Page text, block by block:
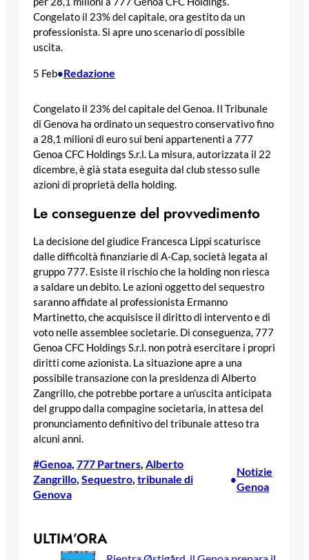
Congelato il 23% del capitale, ora gestito da un
professionista. Si apre uno scenario di possibile
uscita.
5 Feb•Redazione
Congelato il 23% del capitale del Genoa. Il Tribunale
di Genova ha ordinato un sequestro conservativo fino
a 28,1 milioni di euro sui beni appartenenti a 777
Genoa CFC Holdings S.r.l. La misura, autorizzata il 22
dicembre, è già stata eseguita dal club stesso sulle
azioni di proprietà della holding.
Le conseguenze del provvedimento
La decisione del giudice Francesca Lippi scaturisce
dalle difficoltà finanziarie di A-Cap, società legata al
gruppo 777. Esiste il rischio che la holding non riesca
a saldare un debito. Le azioni oggetto del sequestro
saranno affidate al professionista Ermanno
Martinetto, che acquisisce il diritto di intervento e di
voto nelle assemblee societarie. Di conseguenza, 777
Genoa CFC Holdings S.r.l. non potrà esercitare i propri
diritti come azionista. La situazione apre a una
possibile transazione con la presidenza di Alberto
Zangrillo, che potrebbe portare a un’uscita anticipata
del gruppo dalla compagine societaria, in attesa del
pronunciamento definitivo del tribunale atteso tra
alcuni anni.
#Genoa, 777 Partners, Alberto
Zangrillo, Sequestro, tribunale di
Genova
•
Notizie
Genoa
ULTIM’ORA